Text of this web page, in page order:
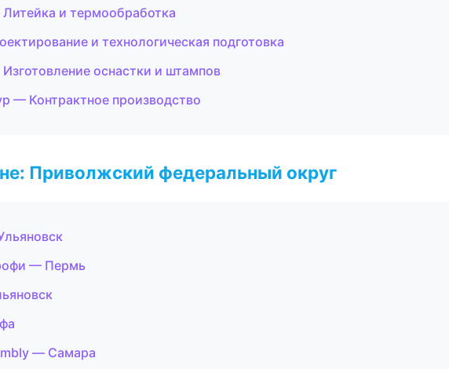
и термообработка
и технологическая подготовка
оснастки и штампов
— Контрактное производство
Приволжский федеральный округ
— Пермь
— Самара